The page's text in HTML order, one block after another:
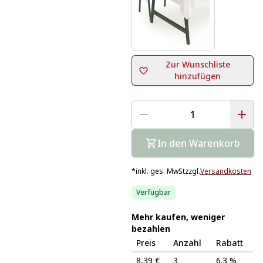
Zur Wunschliste
hinzufügen
In den Warenkorb
*inkl. ges. MwStzzgl.Versandkosten
Verfügbar
Mehr kaufen, weniger
bezahlen
Preis
Anzahl
Rabatt
8,39 €
3 6.3 %